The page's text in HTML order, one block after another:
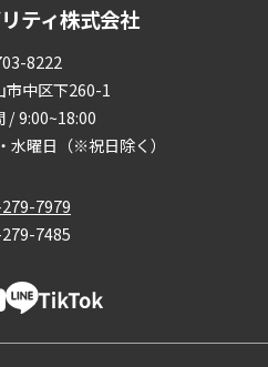
ティ株式会社
8222
市中区下260-1
/ 9:00~18:00
水曜日（※祝日除く）
7979
7485